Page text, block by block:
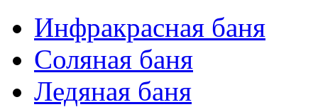
Инфракрасная баня
Соляная баня
Ледяная баня